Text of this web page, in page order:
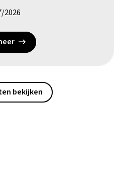
2026
bekijken